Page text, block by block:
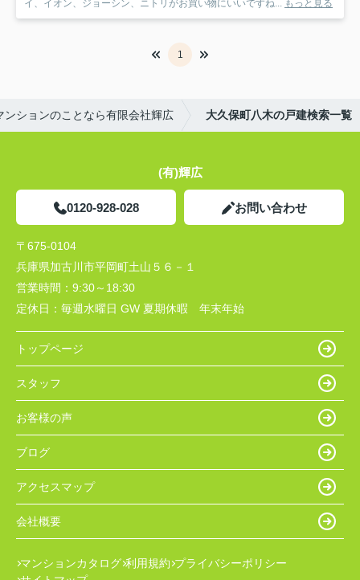
イ、イオン、ジョーシン、ニトリがお買い物にいいですね... もっと見る
1
ションのことなら有限会社輝広 大久保町八木の戸建検索一覧
(有)輝広
0120-928-028 お問い合わせ
〒675-0104
兵庫県加古川市平岡町土山５６－１
営業時間： 9:30～18:30
定休日： 毎週水曜日 GW 夏期休暇 年末年始
トップページ
スタッフ
お客様の声
ブログ
アクセスマップ
会社概要
マンションカタログ 利用規約 プライバシーポリシー